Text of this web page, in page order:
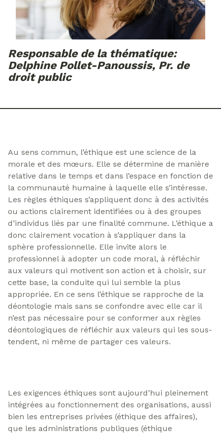
Responsable de la thématique:
Delphine Pollet-Panoussis, Pr. de
droit public
Au sens commun, l’éthique est une science de la
morale et des mœurs. Elle se détermine de manière
relative dans le temps et dans l’espace en fonction de
la communauté humaine à laquelle elle s’intéresse.
Les règles éthiques s’appliquent donc à des activités
ou actions clairement identifiées ou à des groupes
d’individus liés par une finalité commune. L’éthique a
donc clairement vocation à s’appliquer dans la
sphère professionnelle. Elle invite alors le
professionnel à adopter un code moral, à réfléchir
aux valeurs qui motivent son action et à choisir, sur
cette base, la conduite qui lui semble la plus
appropriée. En ce sens l’éthique se rapproche de la
déontologie mais sans se confondre avec elle car il
n’est pas nécessaire pour se conformer aux règles
déontologiques de réfléchir aux valeurs qui les sous-
tendent, ni même de partager ces valeurs.
Les exigences éthiques sont aujourd’hui pleinement
intégrées au fonctionnement des organisations, aussi
bien les entreprises privées (éthique des affaires),
que les administrations publiques (éthique